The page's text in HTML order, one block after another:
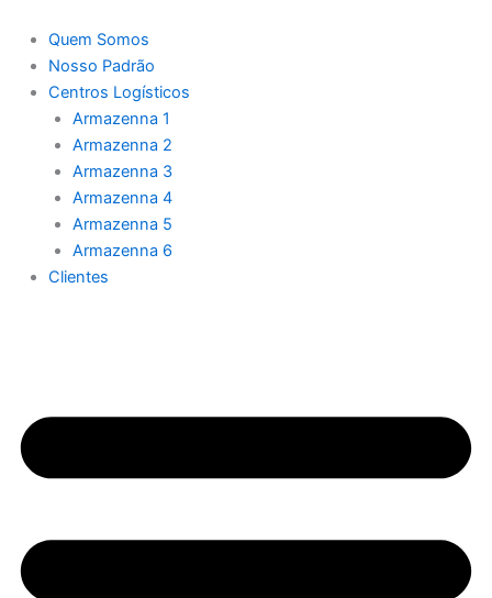
para
conteúdo
Quem Somos
Nosso Padrão
Centros Logísticos
Armazenna 1
Armazenna 2
Armazenna 3
Armazenna 4
Armazenna 5
Armazenna 6
Clientes